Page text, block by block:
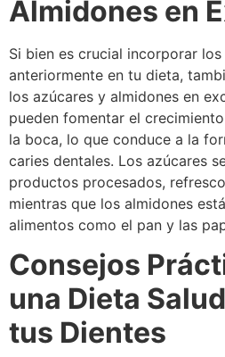
Almidones en
Si bien es crucial incorporar
anteriormente en tu dieta,
los azúcares y almidones en
pueden fomentar el
la boca, lo que conduce a la
caries dentales. Los azúcares
productos procesados,
mientras que los almidones
alimentos como el pan y las
Consejos
una Dieta
tus Dientes